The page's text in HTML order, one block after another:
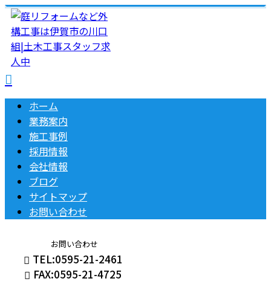
ホーム
業務案内
施工事例
採用情報
会社情報
ブログ
サイトマップ
お問い合わせ
お問い合わせ
TEL:0595-21-2461
FAX:0595-21-4725